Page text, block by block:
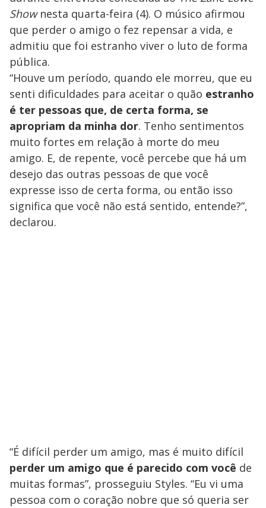
Shownesta quarta-feira (4). O músico afirmou
que perder o amigo o fez repensar a vida, e
admitiu que foi estranho viver o luto de forma
pública.
“Houve um período, quando ele morreu, que eu
senti dificuldades para aceitar o quão estranho
é ter pessoas que, de certa forma, se
apropriam da minha dor. Tenho sentimentos
muito fortes em relação à morte do meu
amigo. E, de repente, você percebe que há um
desejo das outras pessoas de que você
expresse isso de certa forma, ou então isso
significa que você não está sentido, entende?”,
declarou.
“É difícil perder um amigo, mas é muito difícil
perder um amigo que é parecido com você de
muitas formas”, prosseguiu Styles. “Eu vi uma
pessoa com o coração nobre que só queria ser